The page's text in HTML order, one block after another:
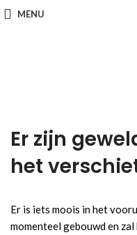
MENU
Er zijn
het
Er is iets moois in het
momenteel gebouwd en